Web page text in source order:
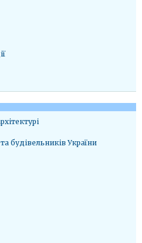
будівельників України